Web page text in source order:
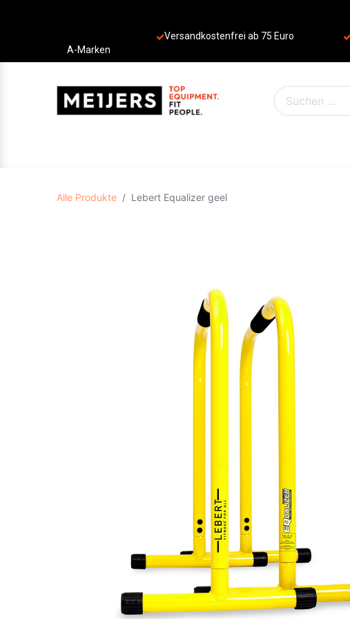
Versandkostenfrei ab 75 Euro
A-Marken
Alle Produkte Lebert Equalizer geel